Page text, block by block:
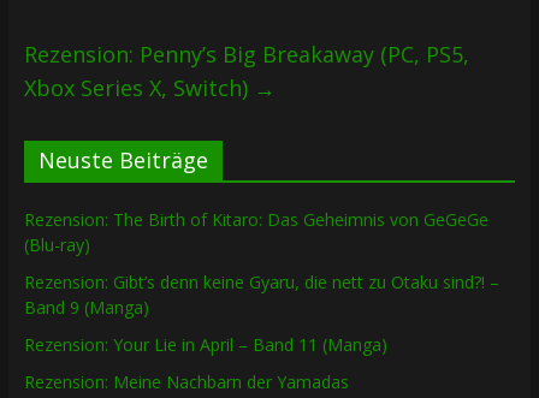
Rezension: Penny’s Big Breakaway (PC, PS5,
Xbox Series X, Switch) →
Neuste Beiträge
Rezension: The Birth of Kitaro: Das Geheimnis von GeGeGe
(Blu-ray)
Rezension: Gibt’s denn keine Gyaru, die nett zu Otaku sind?! –
Band 9 (Manga)
Rezension: Your Lie in April – Band 11 (Manga)
Rezension: Meine Nachbarn der Yamadas